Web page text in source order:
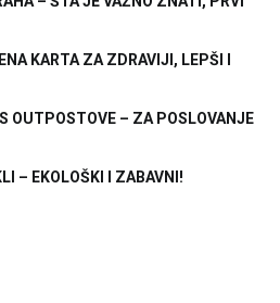
KARTA ZA ZDRAVIJI, LEPŠI I
OUTPOSTOVE – ZA POSLOVANJE
– EKOLOŠKI I ZABAVNI!